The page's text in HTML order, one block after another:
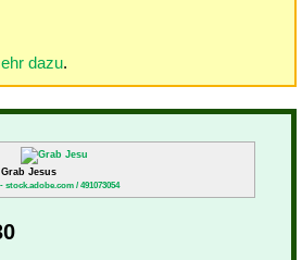
dazu.
Grab Jesus
stock.adobe.com / 491073054